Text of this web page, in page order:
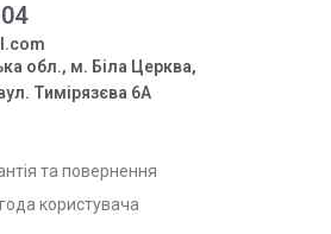
та повернення
користувача
обл., м. Біла Церква,
Тимірязєва 6А